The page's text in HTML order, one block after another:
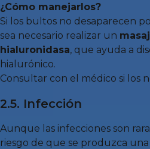
¿Cómo manejarlos?
Si los bultos no desaparecen
sea necesario realizar un
hialuronidasa, que ayuda a
hialurónico.
Consultar con el médico si los
2.5. Infección
Aunque las infecciones son
riesgo de que se produzca una